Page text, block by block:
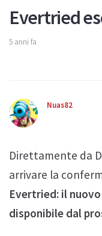
Evertried
5 anni fa
Nuas82
Direttamente da
arrivare la
Evertried: il
disponibile dal